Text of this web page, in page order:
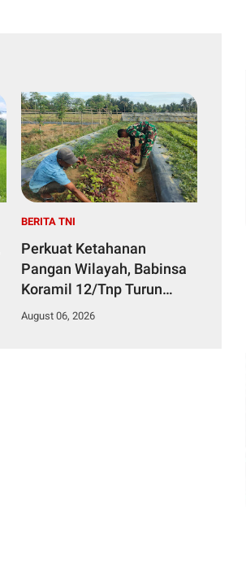
BERITA TNI
Perkuat Ketahanan
Pangan Wilayah, Babinsa
Koramil 12/Tnp Turun
Tangan Bantu Warga
August 06, 2026